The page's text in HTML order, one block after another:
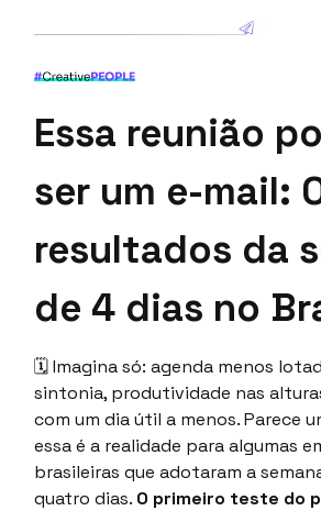
Essa reunião
ser um e-mail:
resultados da
de 4 dias no
🗓 Imagina só: agenda menos
sintonia, produtividade nas
com um dia útil a menos. Parece
essa é a realidade para algumas
brasileiras que adotaram a
quatro dias. O primeiro teste do